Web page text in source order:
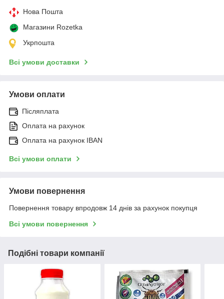
Нова Пошта
Магазини Rozetka
Укрпошта
Всі умови доставки
Умови оплати
Післяплата
Оплата на рахунок
Оплата на рахунок IBAN
Всі умови оплати
Умови повернення
Повернення товару впродовж 14 днів за рахунок покупця
Всі умови повернення
Подібні товари компанії